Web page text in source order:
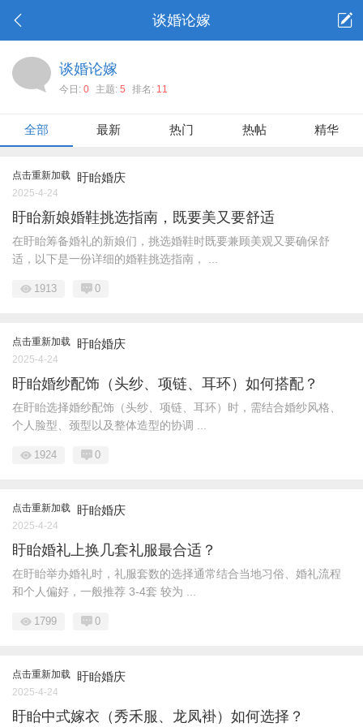
谈婚论嫁
谈婚论嫁
今日: 0 主题: 5 排名: 11
全部 最新 热门 热帖 精华
点击重新加载 盱眙婚庆
2025-4-24
盱眙新娘婚鞋挑选指南，既要美又要舒适
在盱眙筹备婚礼的新娘们，挑选婚鞋时既要兼顾美观又要确保舒
适，以下是一份详细的婚鞋挑选指南， ...
1913 0
点击重新加载 盱眙婚庆
2025-4-24
盱眙婚纱配饰（头纱、项链、耳环）如何搭配？
在盱眙选择婚纱配饰（头纱、项链、耳环）时，需结合婚纱风格、
个人脸型、颈型以及整体造型的协调 ...
1924 0
点击重新加载 盱眙婚庆
2025-4-24
盱眙婚礼上换几套礼服最合适？
在盱眙举办婚礼时，礼服套数的选择通常结合当地习俗、婚礼流程
和个人偏好，一般推荐 3-4套 较为 ...
1799 0
点击重新加载 盱眙婚庆
2025-4-24
盱眙中式嫁衣（秀禾服、龙凤褂）如何选择？